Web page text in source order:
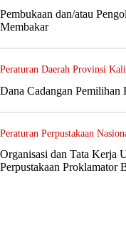
Pembukaan dan/atau
Membakar
Peraturan Daerah Provinsi
Dana Cadangan Pemilihan
Peraturan Perpustakaan
Organisasi dan Tata Kerja
Perpustakaan Proklamator